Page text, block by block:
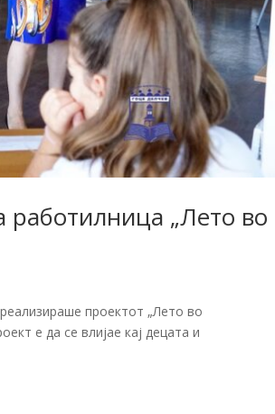
работилница „Лето во
проектот „Лето во
е да се влијае кај децата и